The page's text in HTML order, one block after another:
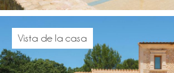
Vista de la casa